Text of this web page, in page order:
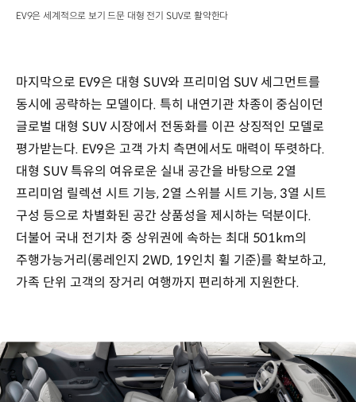
EV9은 세계적으로 보기 드문 대형 전기 SUV로 활약한다
마지막으로 EV9은 대형 SUV와 프리미엄 SUV 세그먼트를
동시에 공략하는 모델이다. 특히 내연기관 차종이 중심이던
글로벌 대형 SUV 시장에서 전동화를 이끈 상징적인 모델로
평가받는다. EV9은 고객 가치 측면에서도 매력이 뚜렷하다.
대형 SUV 특유의 여유로운 실내 공간을 바탕으로 2열
프리미엄 릴렉션 시트 기능, 2열 스위블 시트 기능, 3열 시트
구성 등으로 차별화된 공간 상품성을 제시하는 덕분이다.
더불어 국내 전기차 중 상위권에 속하는 최대 501km의
주행가능거리(롱레인지 2WD, 19인치 휠 기준)를 확보하고,
가족 단위 고객의 장거리 여행까지 편리하게 지원한다.